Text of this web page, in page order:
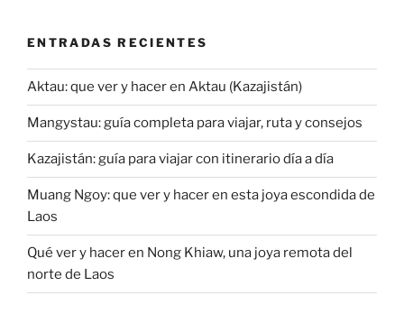
ENTRADAS RECIENTES
Aktau: que ver y hacer en Aktau (Kazajistán)
Mangystau: guía completa para viajar, ruta y consejos
Kazajistán: guía para viajar con itinerario día a día
Muang Ngoy: que ver y hacer en esta joya escondida de
Laos
Qué ver y hacer en Nong Khiaw, una joya remota del
norte de Laos